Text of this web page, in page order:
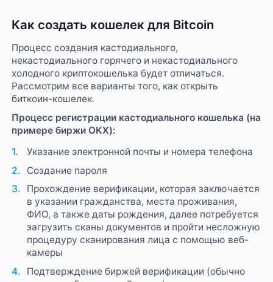
Как создать кошелек для Bitcoin
Процесс создания кастодиального,
некастодиального горячего и некастодиального
холодного криптокошелька будет отличаться.
Рассмотрим все варианты того, как открыть
биткоин-кошелек.
Процесс регистрации кастодиального кошелька (на
примере биржи OKX):
Указание электронной почты и номера телефона
Создание пароля
Прохождение верификации, которая заключается
в указании гражданства, места проживания,
ФИО, а также даты рождения, далее потребуется
загрузить сканы документов и пройти несложную
процедуру сканирования лица с помощью веб-
камеры
Подтверждение биржей верификации (обычно